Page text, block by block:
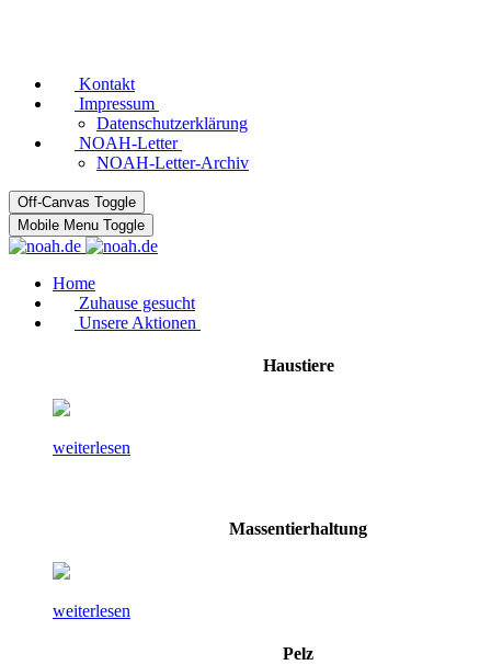
Kontakt
Impressum
Datenschutzerklärung
NOAH-Letter
NOAH-Letter-Archiv
Off-Canvas Toggle
Mobile Menu Toggle
Home
Zuhause gesucht
Unsere Aktionen
Haustiere
weiterlesen
Massentierhaltung
weiterlesen
Pelz